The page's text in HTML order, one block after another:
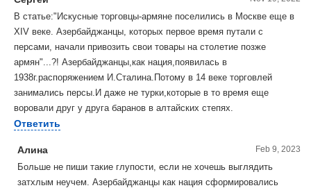
В статье:"Искусные торговцы-армяне поселились в Москве еще в
XIV веке. Азербайджанцы, которых первое время путали с
персами, начали привозить свои товары на столетие позже
армян"...?! Азербайджанцы,как нация,появилась в
1938г.распоряжением И.Сталина.Потому в 14 веке торговлей
занимались персы.И даже не турки,которые в то время еще
воровали друг у друга баранов в алтайских степях.
Ответить
Алина Feb 9, 2023
Больше не пиши такие глупости, если не хочешь выглядить
затхлым неучем. Азербайджанцы как нация сформировались